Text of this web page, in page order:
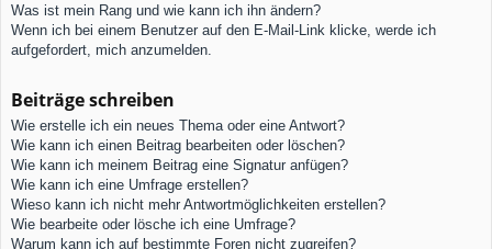
Was ist mein Rang und wie kann ich ihn ändern?
Wenn ich bei einem Benutzer auf den E-Mail-Link klicke, werde ich
aufgefordert, mich anzumelden.
Beiträge schreiben
Wie erstelle ich ein neues Thema oder eine Antwort?
Wie kann ich einen Beitrag bearbeiten oder löschen?
Wie kann ich meinem Beitrag eine Signatur anfügen?
Wie kann ich eine Umfrage erstellen?
Wieso kann ich nicht mehr Antwortmöglichkeiten erstellen?
Wie bearbeite oder lösche ich eine Umfrage?
Warum kann ich auf bestimmte Foren nicht zugreifen?